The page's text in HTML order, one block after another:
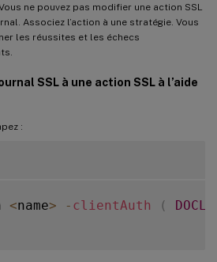
ne pouvez pas modifier une action SSL
Associez l’action à une stratégie. Vous
les réussites et les échecs
SSL à une action SSL à l’aide
:
<name> - clientAuth (